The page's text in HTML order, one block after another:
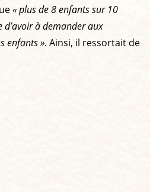
« plus de 8 enfants sur 10
d’avoir à demander aux
enfants ». Ainsi, il ressortait de